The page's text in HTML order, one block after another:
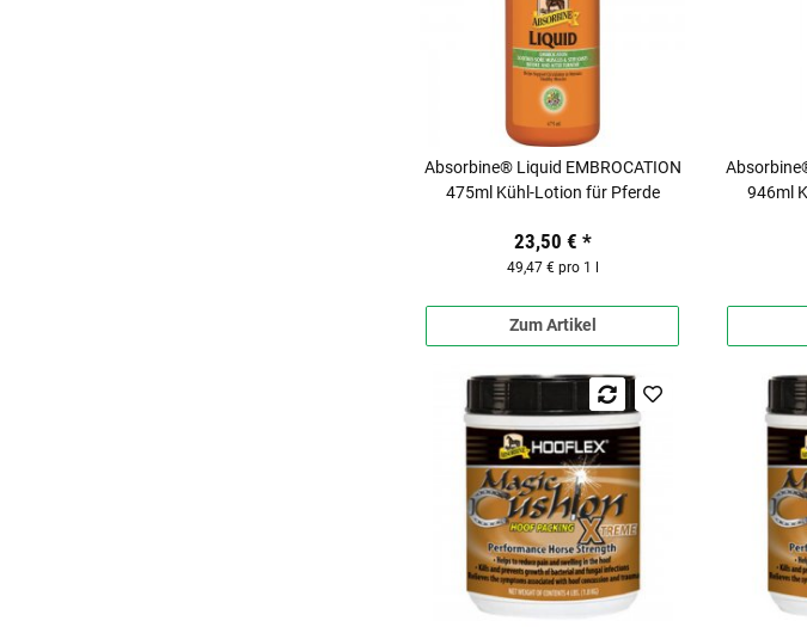
Absorbine® Liquid EMBROCATION
475ml Kühl-Lotion für Pferde
23,50 € *
49,47 € pro 1 l
Zum Artikel
946ml